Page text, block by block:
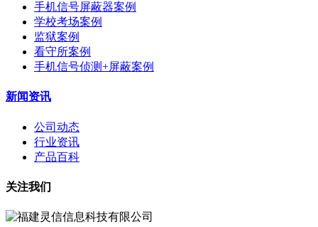
手机信号屏蔽器案例
学校考场案例
监狱案例
看守所案例
手机信号侦测+屏蔽案例
新闻资讯
公司动态
行业资讯
产品百科
关注我们